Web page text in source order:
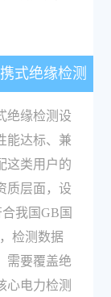
式绝缘检测
绝缘检测设
能达标、兼
这类用户的
质层面，设
我国GB国
检测数据
需要覆盖绝
心电力检测